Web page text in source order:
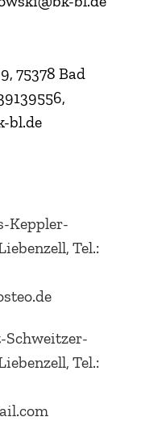
75378 Bad
bl.de
Keppler-
Tel.:
Schweitzer-
Tel.: